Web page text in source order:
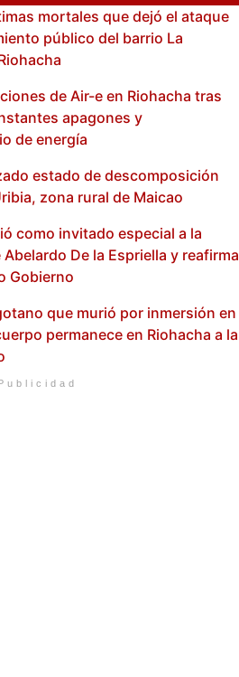
mortales que dejó el ataque
público del barrio La
de Air-e en Riohacha tras
apagones y
de energía
estado de descomposición
zona rural de Maicao
como invitado especial a la
De la Espriella y reafirma
Gobierno
que murió por inmersión en
permanece en Riohacha a la
Publicidad